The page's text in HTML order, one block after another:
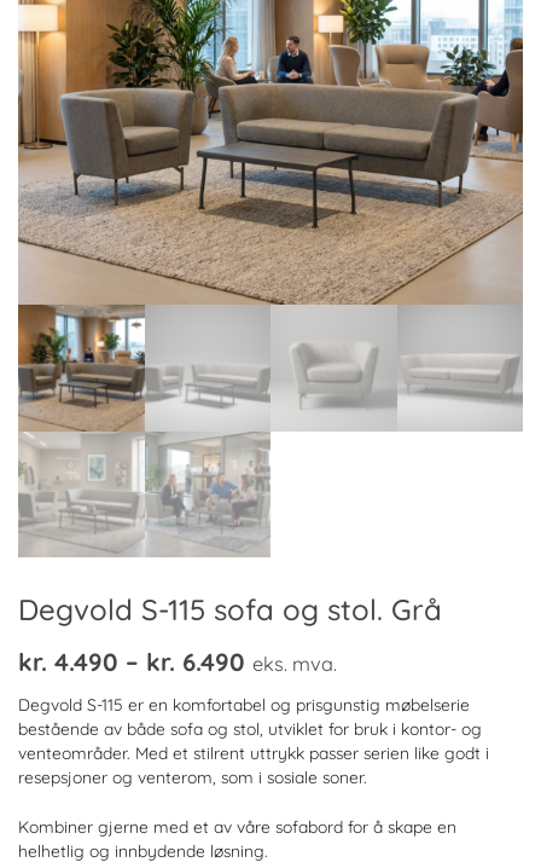
Degvold S-115 sofa og stol. Grå
kr. 4.490 – kr. 6.490 Prisområde:
kr. 4.490
til
kr. 6.490
eks. mva.
Degvold S-115 er en komfortabel og prisgunstig møbelserie
bestående av både sofa og stol, utviklet for bruk i kontor- og
venteområder. Med et stilrent uttrykk passer serien like godt i
resepsjoner og venterom, som i sosiale soner.
Kombiner gjerne med et av våre sofabord for å skape en
helhetlig og innbydende løsning.